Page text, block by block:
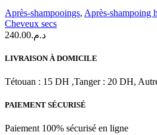
Douceur
175
ML
Après-shampooings, Après-shampoing
Cheveux secs
د.م.240.00
LIVRAISON À DOMICILE
Tétouan : 15 DH ,Tanger : 20 DH,
PAIEMENT SÉCURISÉ
Paiement 100% sécurisé en ligne